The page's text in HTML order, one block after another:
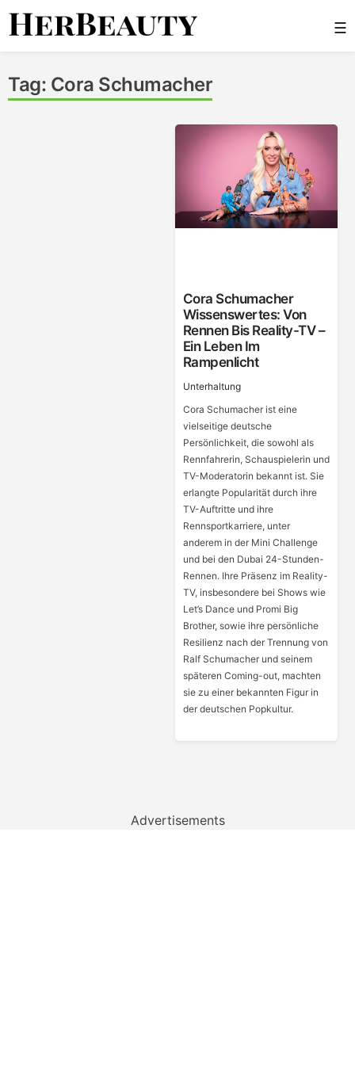
Skip
☰
Tag: Cora Schumacher
Cora Schumacher
Wissenswertes: Von
Rennen Bis Reality-TV –
Ein Leben Im
Rampenlicht
Unterhaltung
Cora Schumacher ist eine
vielseitige deutsche
Persönlichkeit, die sowohl als
Rennfahrerin, Schauspielerin und
TV-Moderatorin bekannt ist. Sie
erlangte Popularität durch ihre
TV-Auftritte und ihre
Rennsportkarriere, unter
anderem in der Mini Challenge
und bei den Dubai 24-Stunden-
Rennen. Ihre Präsenz im Reality-
TV, insbesondere bei Shows wie
Let’s Dance und Promi Big
Brother, sowie ihre persönliche
Resilienz nach der Trennung von
Ralf Schumacher und seinem
späteren Coming-out, machten
sie zu einer bekannten Figur in
der deutschen Popkultur.
Advertisements